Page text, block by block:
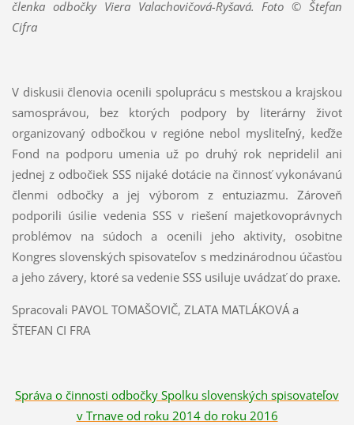
členka odbočky Viera Valachovičová-Ryšavá. Foto © Štefan
Cifra
V diskusii členovia ocenili spoluprácu s mestskou a krajskou
samosprávou, bez ktorých podpory by literárny život
organizovaný odbočkou v regióne nebol mysliteľný, keďže
Fond na podporu umenia už po druhý rok nepridelil ani
jednej z odbočiek SSS nijaké dotácie na činnosť vykonávanú
členmi odbočky a jej výborom z entuziazmu. Zároveň
podporili úsilie vedenia SSS v riešení majetkovoprávnych
problémov na súdoch a ocenili jeho aktivity, osobitne
Kongres slovenských spisovateľov s medzinárodnou účasťou
a jeho závery, ktoré sa vedenie SSS usiluje uvádzať do praxe.
Spracovali PAVOL TOMAŠOVIČ, ZLATA MATLÁKOVÁ a
ŠTEFAN CI FRA
Správa o činnosti odbočky Spolku slovenských spisovateľov
v Trnave od roku 2014 do roku 2016